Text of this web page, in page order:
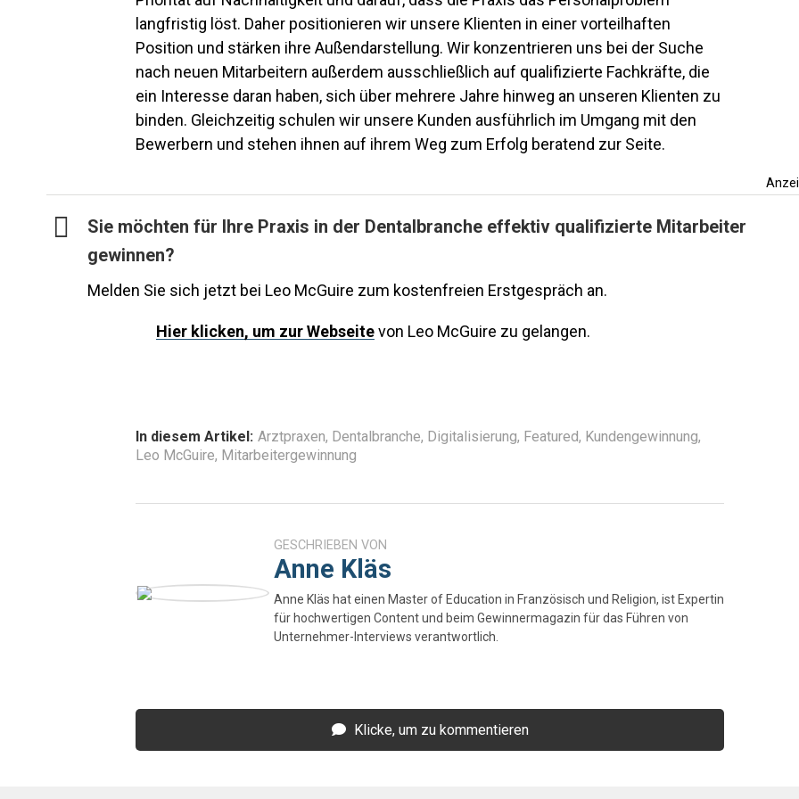
langfristig löst. Daher positionieren wir unsere Klienten in einer vorteilhaften
Position und stärken ihre Außendarstellung. Wir konzentrieren uns bei der Suche
nach neuen Mitarbeitern außerdem ausschließlich auf qualifizierte Fachkräfte, die
ein Interesse daran haben, sich über mehrere Jahre hinweg an unseren Klienten zu
binden. Gleichzeitig schulen wir unsere Kunden ausführlich im Umgang mit den
Bewerbern und stehen ihnen auf ihrem Weg zum Erfolg beratend zur Seite.
Sie möchten für Ihre Praxis in der Dentalbranche effektiv qualifizierte Mitarbeiter
gewinnen?
Melden Sie sich jetzt bei Leo McGuire zum kostenfreien Erstgespräch an.
Hier klicken, um zur Webseitevon Leo McGuire zu gelangen.
In diesem Artikel: Arztpraxen, Dentalbranche, Digitalisierung, Featured, Kundengewinnung,
Leo McGuire, Mitarbeitergewinnung
GESCHRIEBEN VON
Anne Kläs
Anne Kläs hat einen Master of Education in Französisch und Religion, ist Expertin
für hochwertigen Content und beim Gewinnermagazin für das Führen von
Unternehmer-Interviews verantwortlich.
Klicke, um zu kommentieren